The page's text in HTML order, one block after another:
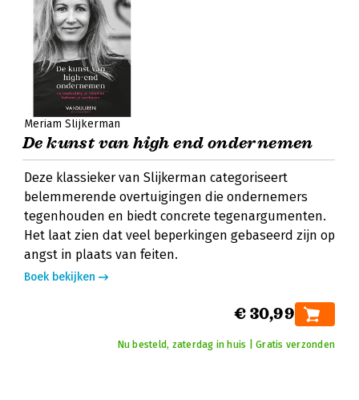
Meriam Slijkerman
De kunst van high end ondernemen
Deze klassieker van Slijkerman categoriseert
belemmerende overtuigingen die ondernemers
tegenhouden en biedt concrete tegenargumenten.
Het laat zien dat veel beperkingen gebaseerd zijn op
angst in plaats van feiten.
Boek bekijken
€ 30,99
Nu besteld, zaterdag in huis | Gratis verzonden